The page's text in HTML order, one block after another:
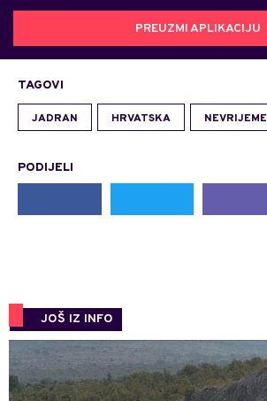
PREUZMI APLIKACIJU
TAGOVI
JADRAN HRVATSKA NEVRIJEME
PODIJELI
JOŠ IZ INFO